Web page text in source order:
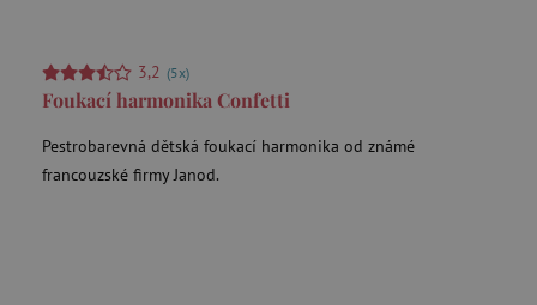
3,2 (5x)
Foukací harmonika Confetti
Pestrobarevná dětská foukací harmonika od známé
francouzské firmy Janod.